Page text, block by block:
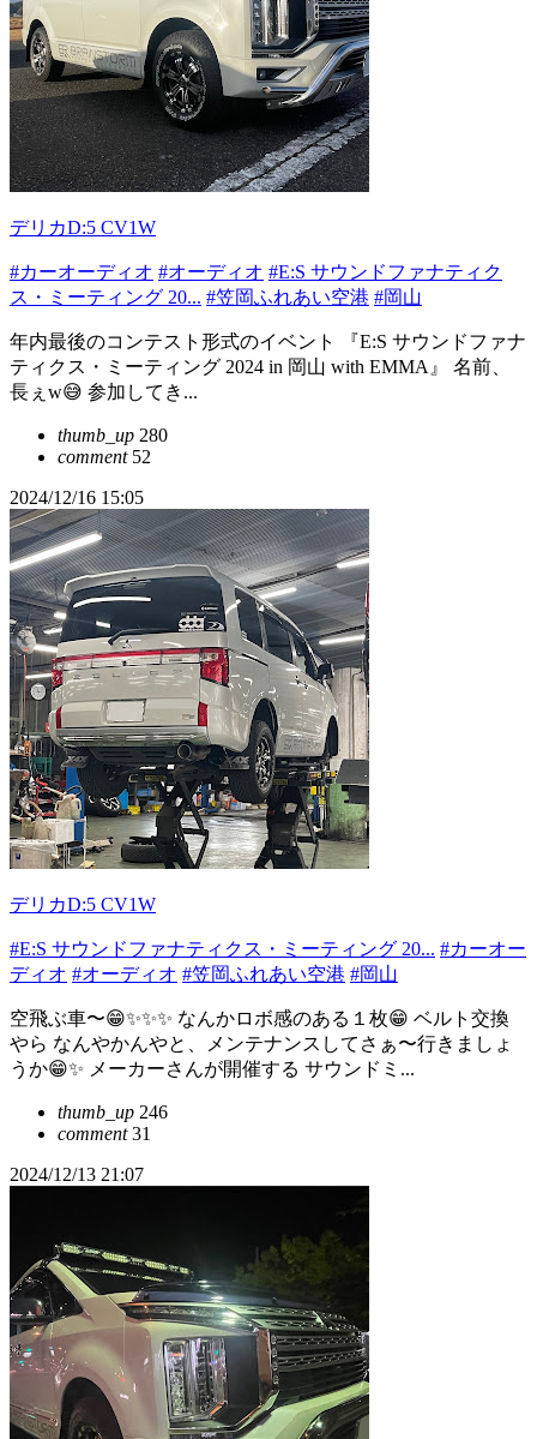
デリカD:5 CV1W
#カーオーディオ #オーディオ #E:S サウンドファナティク
ス・ミーティング 20... #笠岡ふれあい空港 #岡山
年内最後のコンテスト形式のイベント 『E:S サウンドファナ
ティクス・ミーティング 2024 in 岡山 with EMMA』 名前、
長ぇw😅 参加してき...
thumb_up 280
comment52
2024/12/16 15:05
デリカD:5 CV1W
#E:S サウンドファナティクス・ミーティング 20... #カーオー
ディオ #オーディオ #笠岡ふれあい空港 #岡山
空飛ぶ車〜😁✨✨✨ なんかロボ感のある１枚😁 ベルト交換
やら なんやかんやと、メンテナンスしてさぁ〜行きましょ
うか😁✨ メーカーさんが開催する サウンドミ...
thumb_up 246
comment31
2024/12/13 21:07